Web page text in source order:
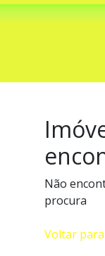
Não
procura
Voltar